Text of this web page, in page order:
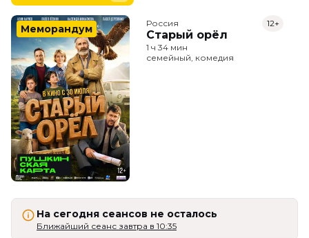
Меморандум Россия
Старый орёл
12+
1 ч 34 мин
семейный, комедия
На сегодня сеансов не осталось
Ближайший сеанс завтра в 10:35